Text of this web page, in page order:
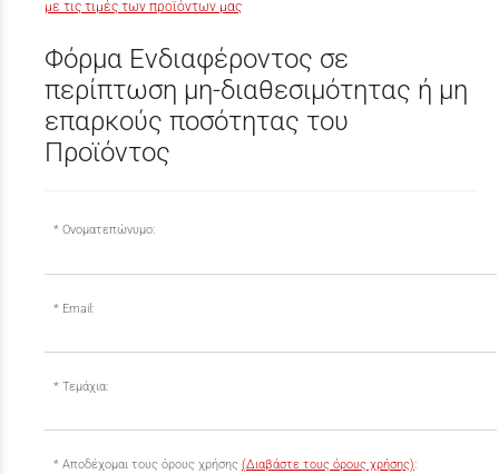
με τις τιμές των προϊόντων μας
Φόρμα Ενδιαφέροντος σε
περίπτωση μη-διαθεσιμότητας ή μη
επαρκούς ποσότητας του
Προϊόντος
Ονοματεπώνυμο:
Email:
Τεμάχια:
Αποδέχομαι τους όρους χρήσης (Διαβάστε τους όρους χρήσης):